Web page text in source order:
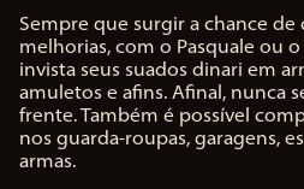
Sempre que surgir a chance
melhorias, com o Pasquale ou
invista seus suados dinari em
amuletos e afins. Afinal, nunca
frente. Também é possível
nos guarda-roupas, garagens,
armas.